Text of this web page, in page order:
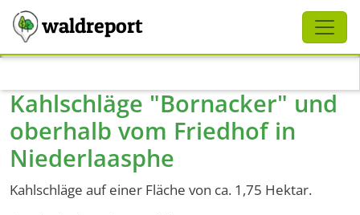
waldreport
Kahlschläge "Bornacker" und
oberhalb vom Friedhof in
Niederlaasphe
Kahlschläge auf einer Fläche von ca. 1,75 Hektar.
Schliessen